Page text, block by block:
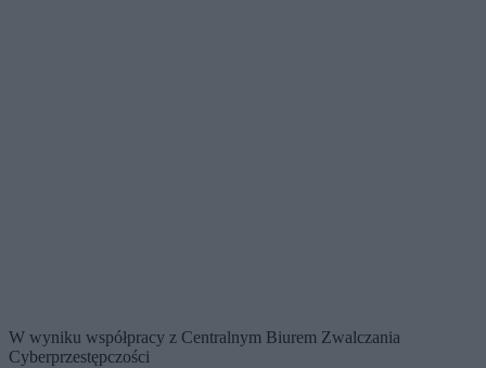
W wyniku współpracy z Centralnym Biurem Zwalczania
Cyberprzestępczości